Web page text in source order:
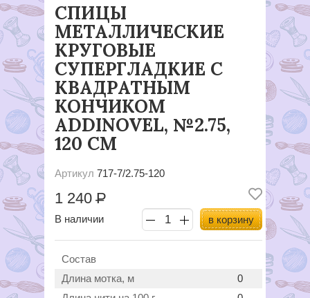
СПИЦЫ
МЕТАЛЛИЧЕСКИЕ
КРУГОВЫЕ
СУПЕРГЛАДКИЕ C
КВАДРАТНЫМ
КОНЧИКОМ
ADDINOVEL, №2.75,
120 СМ
Артикул 717-7/2.75-120
1 240Р
В наличии в корзину
Состав
Длина мотка, м
0